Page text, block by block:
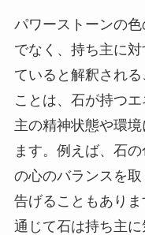
パワーストーンの
でなく、持ち主に
ていると解釈され
ことは、石が持つ
主の精神状態や環
ます。例えば、石
の心のバランスを
告げることもあり
通じて石は持ち主に